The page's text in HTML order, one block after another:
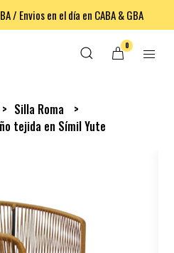
/ Envios en el día en CABA & GBA
0
Silla Roma
tejida en Símil Yute